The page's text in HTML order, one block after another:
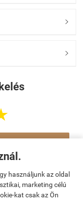
használjunk az oldal
marketing célú
kat csak az Ön

